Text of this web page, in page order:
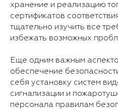
хранение и реализацию
сертификатов
тщательно изучить все
избежать возможных
Еще одним важным
обеспечение
себя установку систем
сигнализации и
персонала правилам